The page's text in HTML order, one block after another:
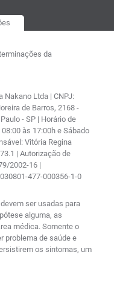
da
Nakano Ltda | CNPJ:
de Barros, 2168 -
- SP | Horário de
às 17:00h e Sábado
Vitória Regina
| Autorização de
2002-16 |
477-000356-1-0
ser usadas para
alguma, as
médica. Somente o
problema de saúde e
os sintomas, um